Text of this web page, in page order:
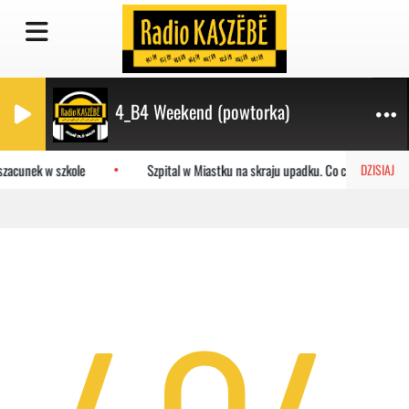
4_B4 Weekend (powtorka)
DZISIAJ
w szkole Szpital w Miastku na skraju upadku. Co czeka